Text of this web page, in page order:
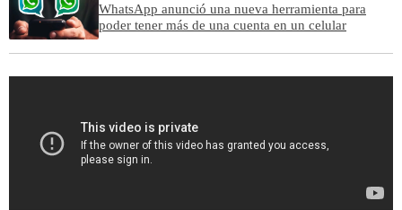
WhatsApp anunció una nueva herramienta para
poder tener más de una cuenta en un celular